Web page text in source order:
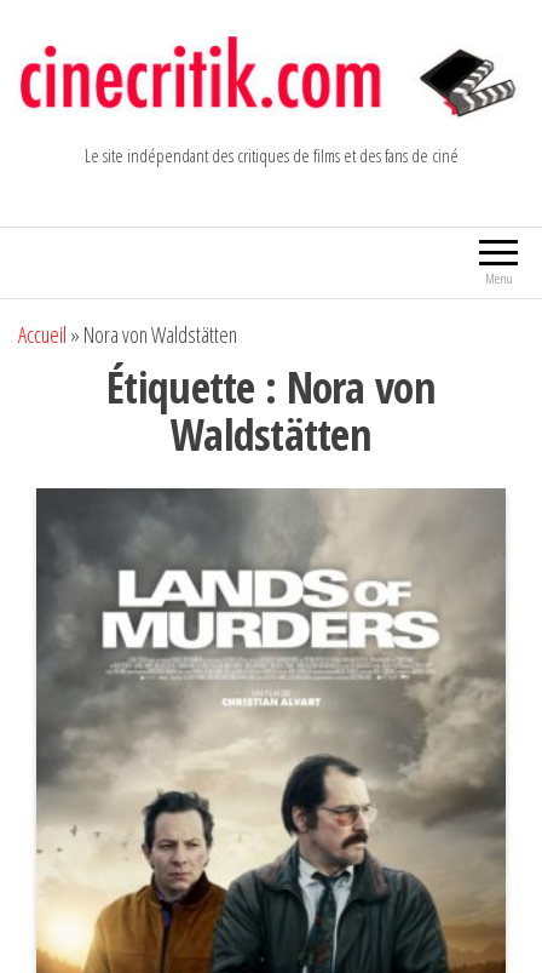
contenu
Le site indépendant des critiques de films et des fans de ciné
Menu
Accueil » Nora von Waldstätten
Étiquette : Nora von
Waldstätten